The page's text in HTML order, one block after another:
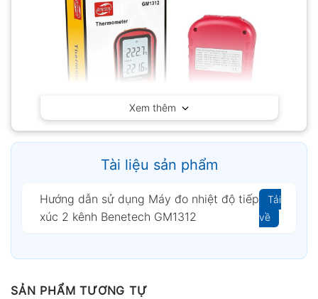
Máy đo nhiệt độ tiếp xúc 2 kênh Benetech GM1312
Xem thêm
Tài liệu sản phẩm
Hướng dẫn sử dụng Máy đo nhiệt độ tiếp
xúc 2 kênh Benetech GM1312
Tải
về
SẢN PHẨM TƯƠNG TỰ